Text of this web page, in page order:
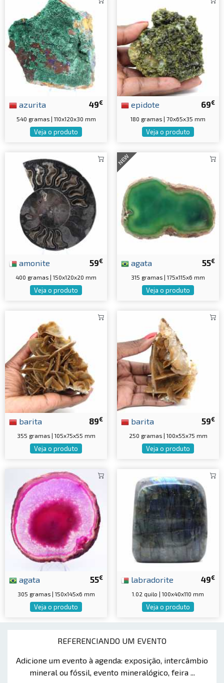
REFERENCIANDO UM EVENTO
Adicione um evento à agenda: exposição, intercâmbio
mineral ou fóssil, evento mineralógico, feira ...
49€
azurita
540 gramas | 110x120x30 mm
Veja o produto
69€
epidote
180 gramas | 70x65x35 mm
Veja o produto
59€
amonite
400 gramas | 150x120x20 mm
Veja o produto
NEW
55€
agata
315 gramas | 175x115x6 mm
Veja o produto
89€
barita
355 gramas | 105x75x55 mm
Veja o produto
59€
barita
250 gramas | 100x55x75 mm
Veja o produto
55€
agata
305 gramas | 150x145x6 mm
Veja o produto
49€
labradorite
1.02 quilo | 100x40x110 mm
Veja o produto